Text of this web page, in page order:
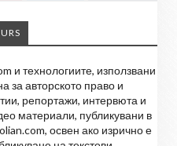
и технологиите, използвани
за авторското право и
репортажи, интервюта и
материали, публикувани в
освен ако изрично е